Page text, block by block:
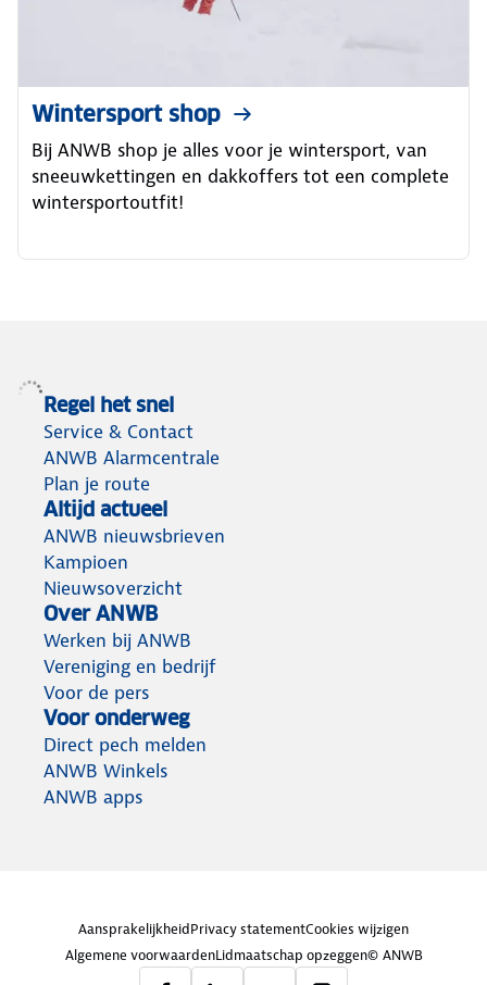
Wintersport shop
Bij ANWB shop je alles voor je wintersport, van
sneeuwkettingen en dakkoffers tot een complete
wintersportoutfit!
Regel het snel
Service & Contact
ANWB Alarmcentrale
Plan je route
Altijd actueel
ANWB nieuwsbrieven
Kampioen
Nieuwsoverzicht
Over ANWB
Werken bij ANWB
Vereniging en bedrijf
Voor de pers
Voor onderweg
Direct pech melden
ANWB Winkels
ANWB apps
AansprakelijkheidPrivacy statementCookies wijzigen
Algemene voorwaardenLidmaatschap opzeggen© ANWB